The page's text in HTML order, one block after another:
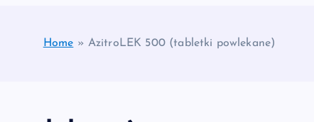
Home » AzitroLEK 500 (tabletki powlekane)